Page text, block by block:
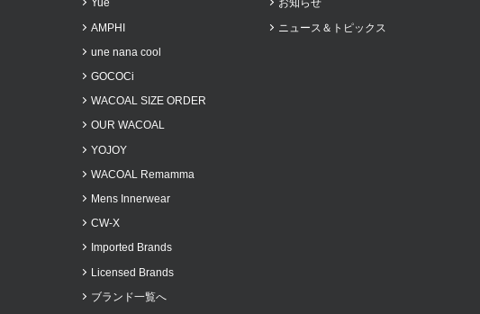
Yue
AMPHI
une nana cool
GOCOCi
WACOAL SIZE ORDER
OUR WACOAL
YOJOY
WACOAL Remamma
Mens Innerwear
CW-X
Imported Brands
Licensed Brands
ブランド一覧へ
お知らせ
ニュース＆トピックス